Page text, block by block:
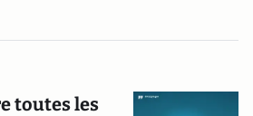
toutes les